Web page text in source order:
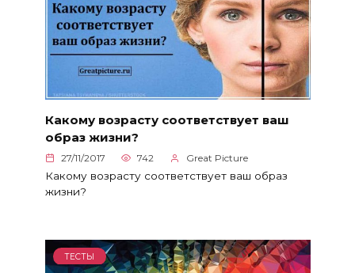
Какому возрасту соответствует ваш
образ жизни?
27/11/2017 742 Great Picture
Какому возрасту соответствует ваш образ
жизни?
ТЕСТЫ